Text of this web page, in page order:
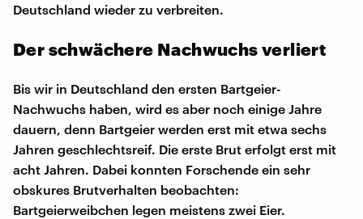
Deutschland wieder zu verbreiten.
Der schwächere Nachwuchs verliert
Bis wir in Deutschland den ersten Bartgeier-
Nachwuchs haben, wird es aber noch einige Jahre
dauern, denn Bartgeier werden erst mit etwa sechs
Jahren geschlechtsreif. Die erste Brut erfolgt erst mit
acht Jahren. Dabei konnten Forschende ein sehr
obskures Brutverhalten beobachten:
Bartgeierweibchen legen meistens zwei Eier.